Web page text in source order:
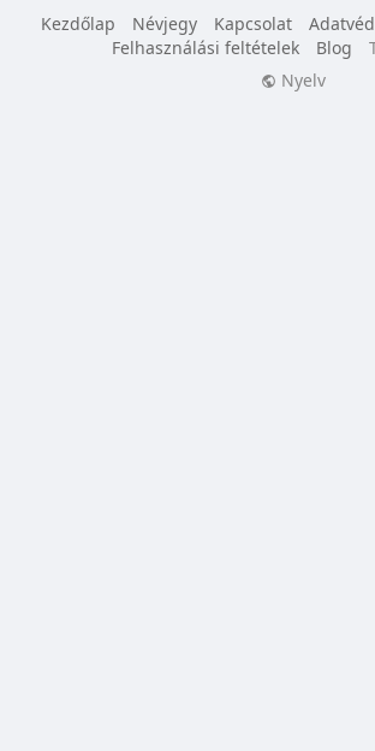
Kezdőlap
Névjegy Kapcsolat
Felhasználási feltételek
Blog
Nyelv